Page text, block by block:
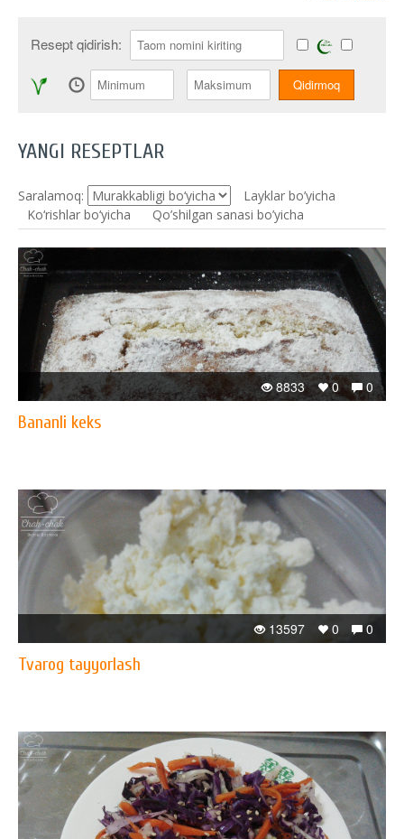
Resept qidirish:
YANGI RESEPTLAR
Saralamoq:
Layklar bo’yicha
Ko‘rishlar bo‘yicha
Qo’shilgan sanasi bo’yicha
0
0
8833
Bananli keks
0
0
13597
Tvarog tayyorlash